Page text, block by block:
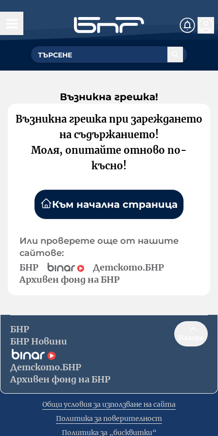
Възникна грешка!
Възникна грешка при зареждането
на съдържанието!
Моля, опитайте отново по-
късно!
Към начална страница
Или проверете още от нашите
сайтове:
БНР
Детското.БНР
Архивен фонд на БНР
БНР
БНР Новини
Детското.БНР
Архивен фонд на БНР
Общи условия за използване на сайта
Политика за поверителност
Политика за „бисквитки“